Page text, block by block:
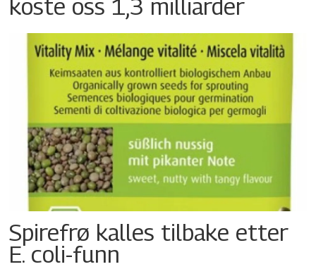
koste oss 1,3 milliarder
Spirefrø kalles tilbake etter
E. coli-funn